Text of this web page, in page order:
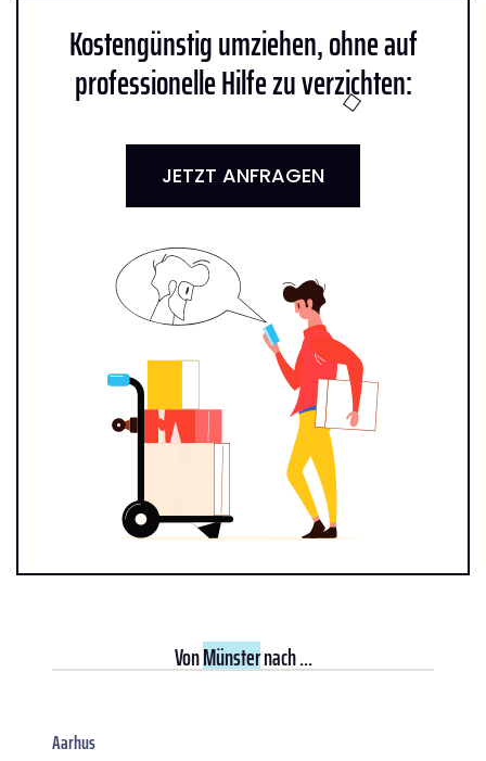
Kostengünstig umziehen, ohne auf
professionelle Hilfe zu verzichten:
JETZT ANFRAGEN
VonMünsternach ...
Aarhus